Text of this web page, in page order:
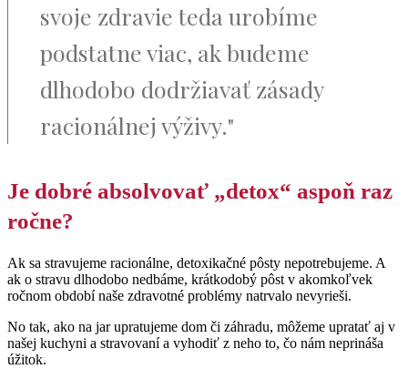
svoje zdravie teda urobíme
podstatne viac, ak budeme
dlhodobo dodržiavať zásady
racionálnej výživy."
Je dobré absolvovať „detox“ aspoň raz
ročne?
Ak sa stravujeme racionálne, detoxikačné pôsty nepotrebujeme. A
ak o stravu dlhodobo nedbáme, krátkodobý pôst v akomkoľvek
ročnom období naše zdravotné problémy natrvalo nevyrieši.
No tak, ako na jar upratujeme dom či záhradu, môžeme upratať aj v
našej kuchyni a stravovaní a vyhodiť z neho to, čo nám neprináša
úžitok.